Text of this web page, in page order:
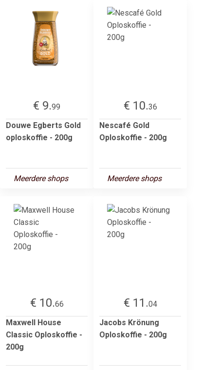
€ 9.99
Douwe Egberts Gold
oploskoffie - 200g
Meerdere shops
€ 10.36
Nescafé Gold
Oploskoffie - 200g
Meerdere shops
€ 10.66
Maxwell House
Classic Oploskoffie -
200g
€ 11.04
Jacobs Krönung
Oploskoffie - 200g